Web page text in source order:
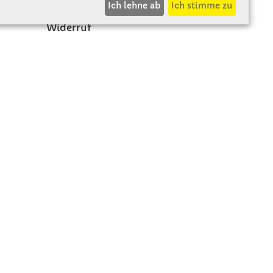
Rücksendung
Widerruf
Ich lehne ab Ich stimme zu